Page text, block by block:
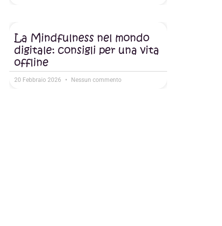
La Mindfulness nel mondo
digitale: consigli per una vita
offline
20 Febbraio 2026 Nessun commento